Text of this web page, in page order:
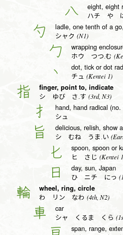
八 eight, eight
ハチ や
勺 ladle, one tenth of a
シャク (N1)
勹 wrapping
ホウ つつ.む
丶 dot, tick or dot
チュ (Kentei 1)
指 finger, point to, indicate
シ ゆび さ.す (3rd, N3)
扌 hand, hand radical (no.
シュ
旨 delicious, relish, show
シ むね うま.い
匕 spoon, spoon or
ヒ さじ (Kentei
日 day, sun, Japan
ひ ニチ にっ
輪 wheel, ring, circle
わ リン なわ (4th, N2)
車 car
シャ くるま くら
span, range,